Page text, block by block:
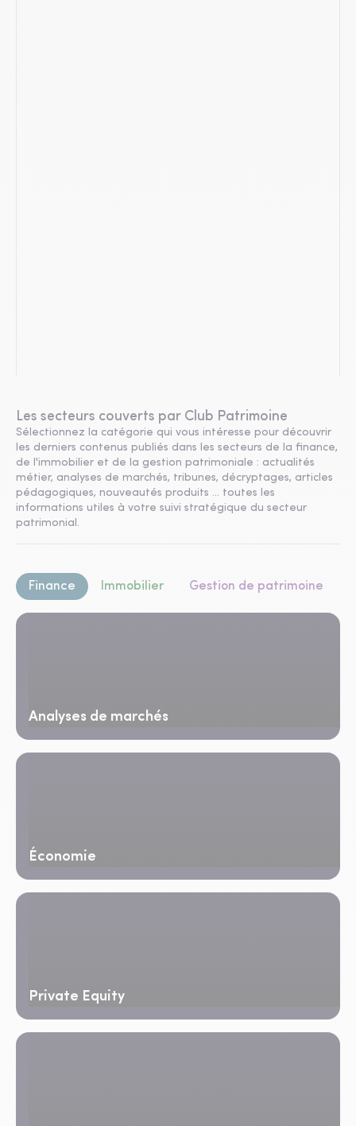
Les secteurs couverts par Club Patrimoine
Sélectionnez la catégorie qui vous intéresse pour découvrir
les derniers contenus publiés dans les secteurs de la finance,
de l'immobilier et de la gestion patrimoniale : actualités
métier, analyses de marchés, tribunes, décryptages, articles
pédagogiques, nouveautés produits ... toutes les
informations utiles à votre suivi stratégique du secteur
patrimonial.
Finance Immobilier Gestion de patrimoine
Analyses de marchés
Économie
Private Equity